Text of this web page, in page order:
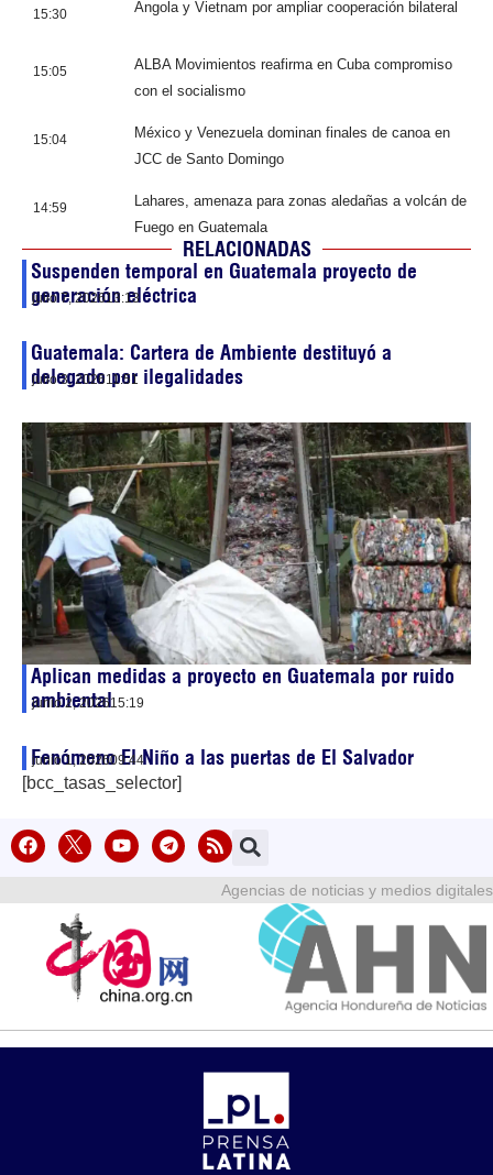
15:30 Angola y Vietnam por ampliar cooperación bilateral
15:05
ALBA Movimientos reafirma en Cuba compromiso
con el socialismo
15:04
México y Venezuela dominan finales de canoa en
JCC de Santo Domingo
14:59
Lahares, amenaza para zonas aledañas a volcán de
Fuego en Guatemala
RELACIONADAS
Suspenden temporal en Guatemala proyecto de
generación eléctrica
julio 7, 202613:13
Guatemala: Cartera de Ambiente destituyó a
delegado por ilegalidades
julio 3, 202611:51
Aplican medidas a proyecto en Guatemala por ruido
ambiental
junio 2, 202615:19
Fenómeno El Niño a las puertas de El Salvador
junio 1, 202609:44
[bcc_tasas_selector]
Agencias de noticias y medios digitales